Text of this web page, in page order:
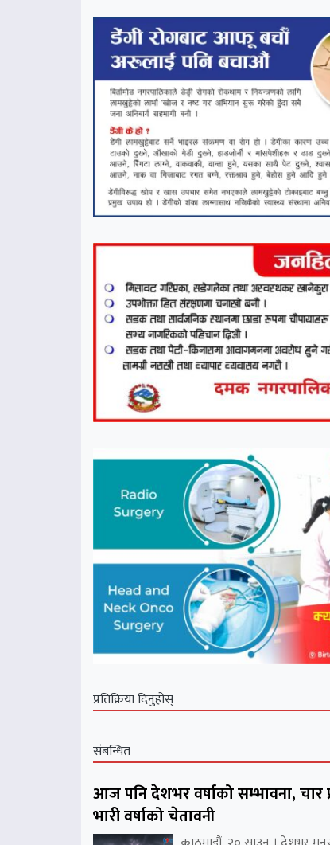
प्रतिक्रिया दिनुहोस्
संबन्धित
आज पनि देशभर वर्षाको सम्भावना, चार
भारी वर्षाको चेतावनी